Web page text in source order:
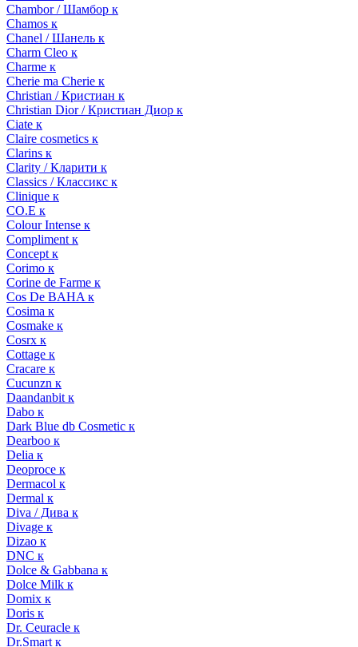
Chambor / Шамбор к
Chamos к
Chanel / Шанель к
Charm Cleo к
Charme к
Cherie ma Cherie к
Christian / Кристиан к
Christian Dior / Кристиан Диор к
Ciate к
Claire cosmetics к
Clarins к
Clarity / Кларити к
Classics / Классикс к
Clinique к
CO.E к
Colour Intense к
Compliment к
Concept к
Corimo к
Corine de Farme к
Cos De BAHA к
Cosima к
Cosmake к
Cosrx к
Cottage к
Cracare к
Cucunzn к
Daandanbit к
Dabo к
Dark Blue db Cosmetic к
Dearboo к
Delia к
Deoproce к
Dermacol к
Dermal к
Diva / Дива к
Divage к
Dizao к
DNC к
Dolce & Gabbana к
Dolce Milk к
Domix к
Doris к
Dr. Ceuracle к
Dr.Smart к